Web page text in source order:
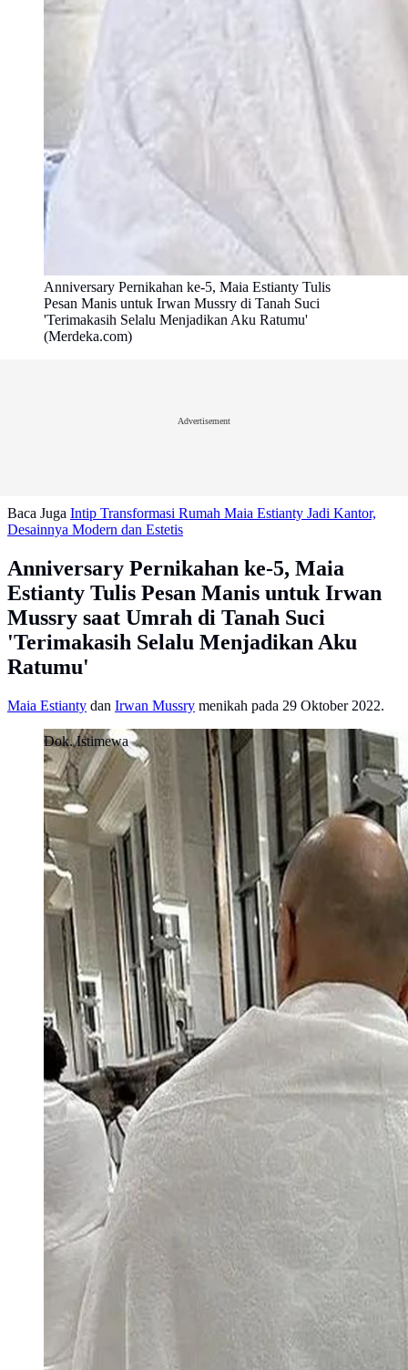
Anniversary Pernikahan ke-5, Maia Estianty Tulis
Pesan Manis untuk Irwan Mussry di Tanah Suci
'Terimakasih Selalu Menjadikan Aku Ratumu'
(Merdeka.com)
Advertisement
Baca Juga Intip Transformasi Rumah Maia Estianty Jadi Kantor,
Desainnya Modern dan Estetis
Anniversary Pernikahan ke-5, Maia
Estianty Tulis Pesan Manis untuk Irwan
Mussry saat Umrah di Tanah Suci
'Terimakasih Selalu Menjadikan Aku
Ratumu'
Maia Estianty dan Irwan Mussry menikah pada 29 Oktober 2022.
Dok. Istimewa